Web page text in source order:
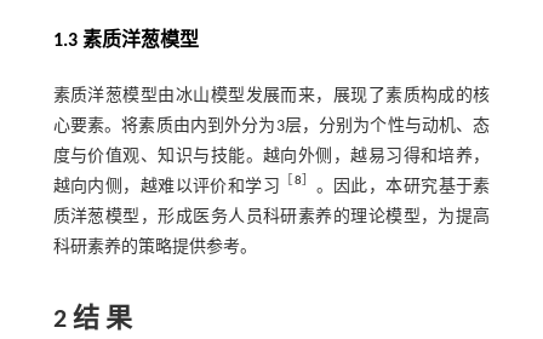
1.3 素质洋葱模型
素质洋葱模型由冰山模型发展而来，展现了素质构成的核
心要素。将素质由内到外分为3层，分别为个性与动机、态
度与价值观、知识与技能。越向外侧，越易习得和培养，
越向内侧，越难以评价和学习
［8］ 。因此，本研究基于素
质洋葱模型，形成医务人员科研素养的理论模型，为提高
科研素养的策略提供参考。
2 结 果